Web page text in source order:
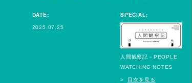
DATE:
2025.07.25
SPECIAL:
人間観察記－PEOPLE
WATCHING NOTES
目次を見る